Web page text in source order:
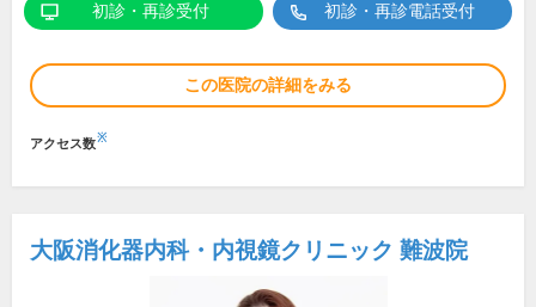
初診・再診受付 初診・再診電話受付
この医院の詳細をみる
アクセス数※
大阪消化器内科・内視鏡クリニック 難波院